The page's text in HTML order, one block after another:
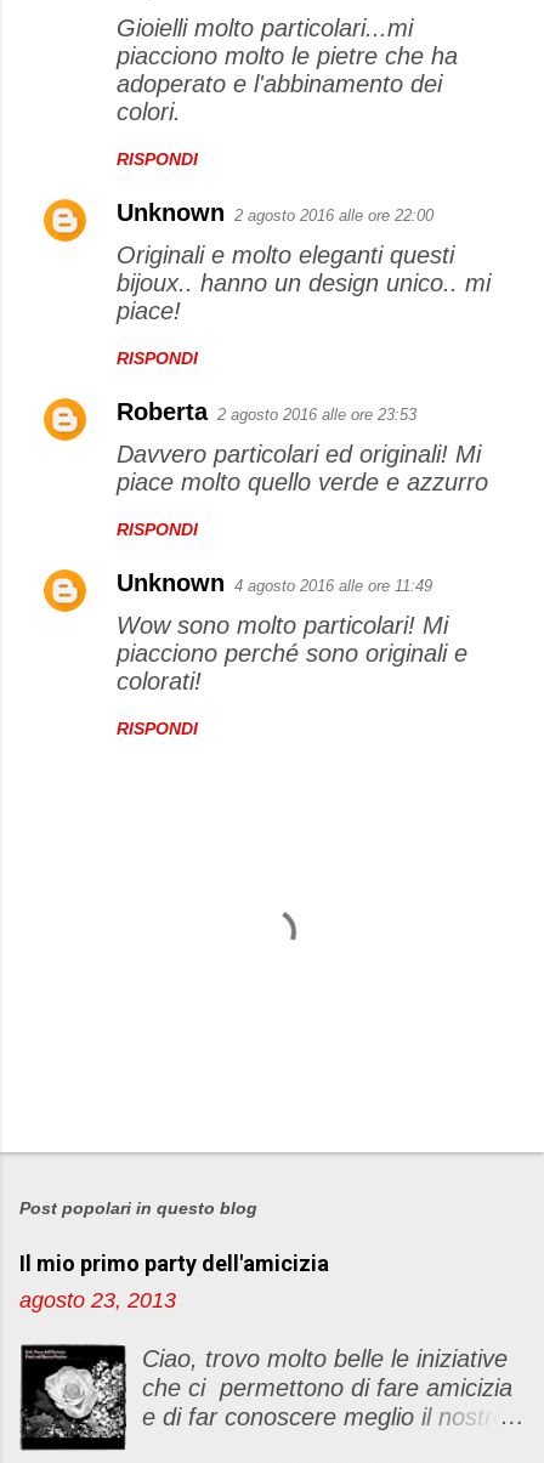
Gioielli molto particolari...mi
piacciono molto le pietre che ha
adoperato e l'abbinamento dei
colori.
RISPONDI
Unknown 2 agosto 2016 alle ore 22:00
Originali e molto eleganti questi
bijoux.. hanno un design unico.. mi
piace!
RISPONDI
Roberta 2 agosto 2016 alle ore 23:53
Davvero particolari ed originali! Mi
piace molto quello verde e azzurro
RISPONDI
Unknown 4 agosto 2016 alle ore 11:49
Wow sono molto particolari! Mi
piacciono perché sono originali e
colorati!
RISPONDI
P
s
a
u
c
o
m
m
Post popolari in questo blog
Il mio primo party dell'amicizia
agosto 23, 2013
Ciao, trovo molto belle le iniziative
che ci permettono di fare amicizia
e di far conoscere meglio il nostro